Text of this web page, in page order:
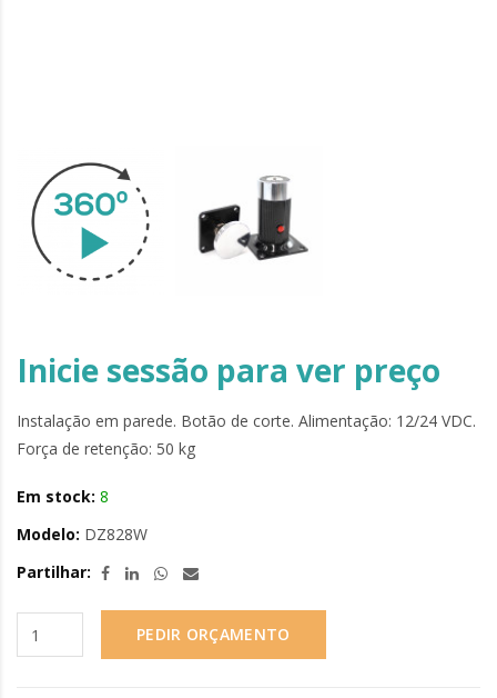
Inicie sessão para ver preço
Instalação em parede. Botão de corte. Alimentação: 12/24 VDC.
Força de retenção: 50 kg
Em stock: 8
Modelo: DZ828W
Partilhar:
PEDIR ORÇAMENTO